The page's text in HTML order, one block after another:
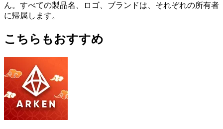
ん。すべての製品名、ロゴ、ブランドは、それぞれの所有者
に帰属します。
こちらもおすすめ